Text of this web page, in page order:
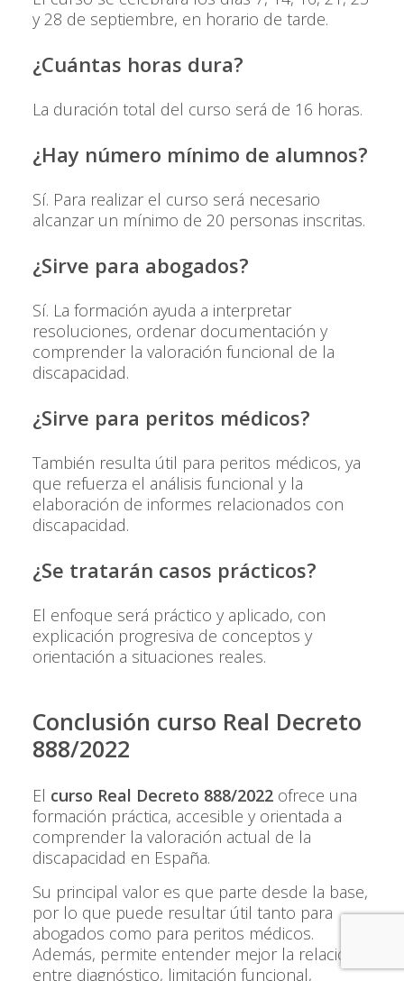
y 28 de septiembre, en horario de tarde.
¿Cuántas horas dura?
La duración total del curso será de 16 horas.
¿Hay número mínimo de alumnos?
Sí. Para realizar el curso será necesario
alcanzar un mínimo de 20 personas inscritas.
¿Sirve para abogados?
Sí. La formación ayuda a interpretar
resoluciones, ordenar documentación y
comprender la valoración funcional de la
discapacidad.
¿Sirve para peritos médicos?
También resulta útil para peritos médicos, ya
que refuerza el análisis funcional y la
elaboración de informes relacionados con
discapacidad.
¿Se tratarán casos prácticos?
El enfoque será práctico y aplicado, con
explicación progresiva de conceptos y
orientación a situaciones reales.
Conclusión curso Real Decreto
888/2022
El curso Real Decreto 888/2022ofrece una
formación práctica, accesible y orientada a
comprender la valoración actual de la
discapacidad en España.
Su principal valor es que parte desde la base,
por lo que puede resultar útil tanto para
abogados como para peritos médicos.
Además, permite entender mejor la relación
entre diagnóstico, limitación funcional,